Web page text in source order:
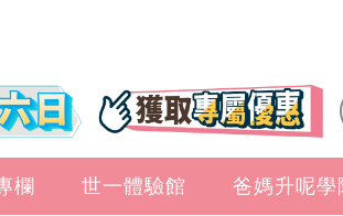
欄 世一體驗館 爸媽升呢學